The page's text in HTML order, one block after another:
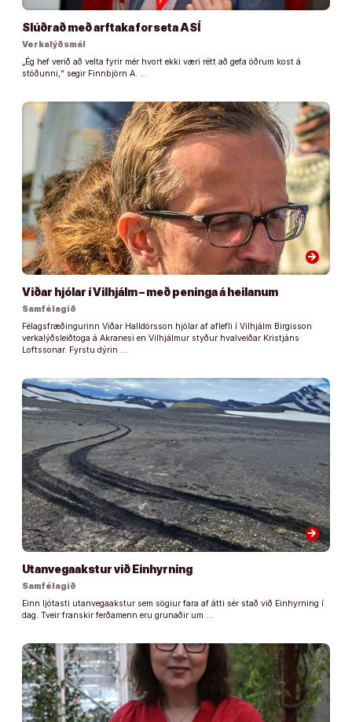
Slúðrað með arftaka forseta ASÍ
Verkalýðsmál
„Ég hef verið að velta fyrir mér hvort ekki væri rétt að gefa öðrum kost á
stöðunni,“ segir Finnbjörn A. …
arrow_forward
Viðar hjólar í Vilhjálm – með peninga á heilanum
Samfélagið
Félagsfræðingurinn Viðar Halldórsson hjólar af aflefli í Vilhjálm Birgisson
verkalýðsleiðtoga á Akranesi en Vilhjálmur styður hvalveiðar Kristjáns
Loftssonar. Fyrstu dýrin …
arrow_forward
Utanvegaakstur við Einhyrning
Samfélagið
Einn ljótasti utanvegaakstur sem sögiur fara af átti sér stað við Einhyrning í
dag. Tveir franskir ferðamenn eru grunaðir um …